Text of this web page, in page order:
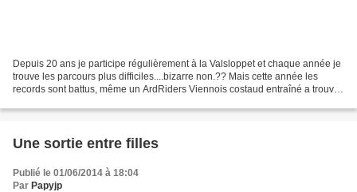
Depuis 20 ans je participe régulièrement à la Valsloppet et chaque année je
trouve les parcours plus difficiles....bizarre non.?? Mais cette année les
records sont battus, même un ArdRiders Viennois costaud entraîné a trouvé
Une sortie entre filles
Publié le 01/06/2014 à 18:04
Par Papyjp